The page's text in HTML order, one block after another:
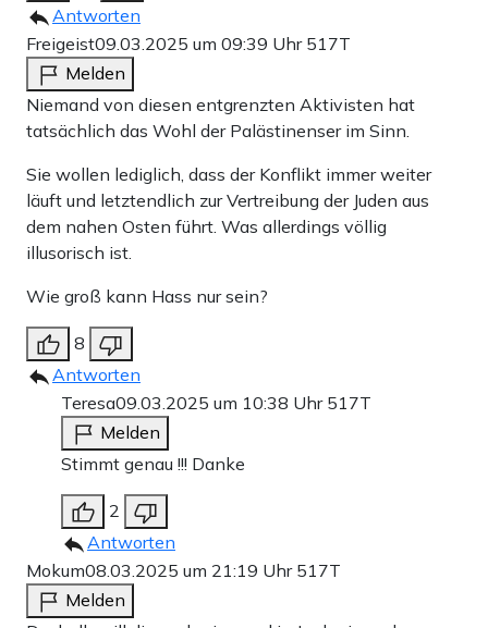
Antworten
Freigeist09.03.2025 um 09:39 Uhr 517T
Melden
Niemand von diesen entgrenzten Aktivisten hat
tatsächlich das Wohl der Palästinenser im Sinn.
Sie wollen lediglich, dass der Konflikt immer weiter
läuft und letztendlich zur Vertreibung der Juden aus
dem nahen Osten führt. Was allerdings völlig
illusorisch ist.
Wie groß kann Hass nur sein?
8
Antworten
Teresa09.03.2025 um 10:38 Uhr 517T
Melden
Stimmt genau !!! Danke
2
Antworten
Mokum08.03.2025 um 21:19 Uhr 517T
Melden